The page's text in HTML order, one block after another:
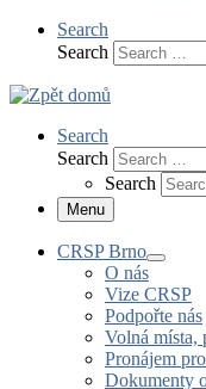
Search
Search
Search
Search
Search
Menu
CRSP Brno
O nás
Vize CRSP
Podpořte nás
Volná místa,
Pronájem
Dokumenty